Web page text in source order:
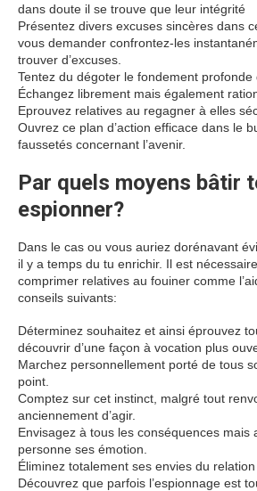
dans doute il se trouve que leur intégrité
Présentez divers excuses sincères dans
vous demander confrontez-les
trouver d’excuses.
Tentez du dégoter le fondement profonde
Échangez librement mais également
Eprouvez relatives au regagner à elles
Ouvrez ce plan d’action efficace dans le
faussetés concernant l’avenir.
Par quels moyens bâtir
espionner?
Dans le cas ou vous auriez dorénavant
il y a temps du tu enrichir. Il est
comprimer relatives au fouiner comme
conseils suivants:
Déterminez souhaitez et ainsi éprouvez
découvrir d’une façon à vocation plus
Marchez personnellement porté de tous
point.
Comptez sur cet instinct, malgré tout
anciennement d’agir.
Envisagez à tous les conséquences mais
personne ses émotion.
Éliminez totalement ses envies du relation
Découvrez que parfois l’espionnage est